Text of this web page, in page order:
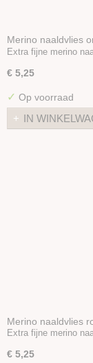
Merino naaldvlies
Extra fijne merino
€ 5,25
✓ Op voorraad
IN
Merino naaldvlies
Extra fijne merino
€ 5,25